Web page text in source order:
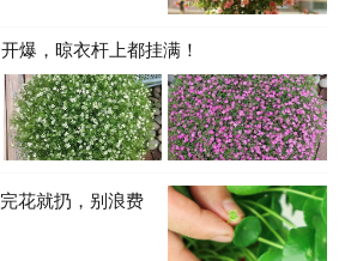
爆，晾衣杆上都挂满！
花就扔，别浪费